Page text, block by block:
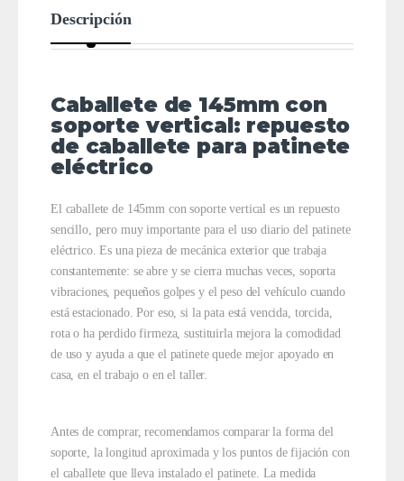
Descripción
Caballete de 145mm con
soporte vertical: repuesto
de caballete para patinete
eléctrico
El caballete de 145mm con soporte vertical es un repuesto
sencillo, pero muy importante para el uso diario del patinete
eléctrico. Es una pieza de mecánica exterior que trabaja
constantemente: se abre y se cierra muchas veces, soporta
vibraciones, pequeños golpes y el peso del vehículo cuando
está estacionado. Por eso, si la pata está vencida, torcida,
rota o ha perdido firmeza, sustituirla mejora la comodidad
de uso y ayuda a que el patinete quede mejor apoyado en
casa, en el trabajo o en el taller.
Antes de comprar, recomendamos comparar la forma del
soporte, la longitud aproximada y los puntos de fijación con
el caballete que lleva instalado el patinete. La medida